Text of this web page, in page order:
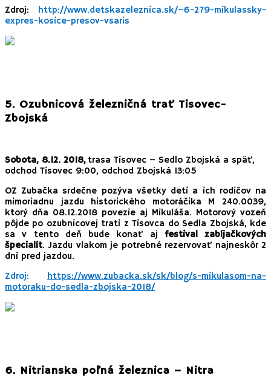
Zdroj: http://www.detskazeleznica.sk/–6-279-mikulassky-
expres-kosice-presov-vsaris
5. Ozubnicová železničná trať Tisovec-
Zbojská
Sobota, 8.12. 2018, trasa Tisovec – Sedlo Zbojská a späť,
odchod Tisovec 9:00, odchod Zbojská 13:05
OZ Zubačka srdečne pozýva všetky deti a ich rodičov na
mimoriadnu jazdu historického motoráčika M 240.0039,
ktorý dňa 08.12.2018 povezie aj Mikuláša. Motorový vozeň
pôjde po ozubnicovej trati z Tisovca do Sedla Zbojská, kde
sa v tento deň bude konať aj festival zabíjačkových
špecialít. Jazdu vlakom je potrebné rezervovať najneskôr 2
dni pred jazdou.
Zdroj: https://www.zubacka.sk/sk/blog/s-mikulasom-na-
motoraku-do-sedla-zbojska-2018/
6. Nitrianska poľná železnica – Nitra